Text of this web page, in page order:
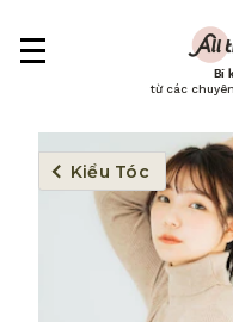
Bí
từ các
Kiểu Tóc